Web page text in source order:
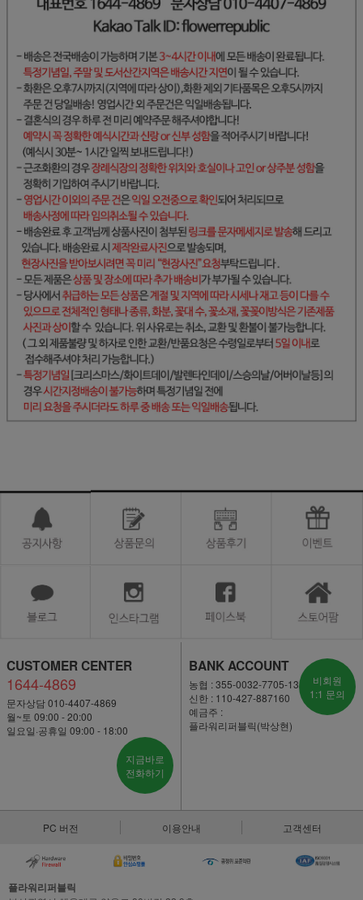
CUSTOMER CENTER
1644-4869
문자상담 010-4407-4869
월~토 09:00 - 20:00
일요일·공휴일 09:00 - 18:00
지금바로
전화하기
BANK ACCOUNT
농협 : 355-0032-7705-13
신한 : 110-427-887160
예금주 :
플라워리퍼블릭(박상현)
비회원
1:1 문의
PC 버전 이용안내 고객센터
플라워리퍼블릭